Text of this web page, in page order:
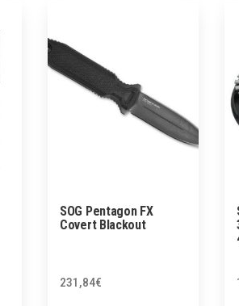
SOG Pentagon FX
Covert Blackout
231,84€